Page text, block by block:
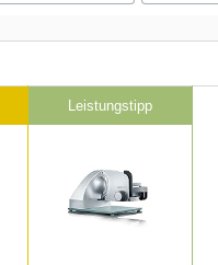
Leistungstipp